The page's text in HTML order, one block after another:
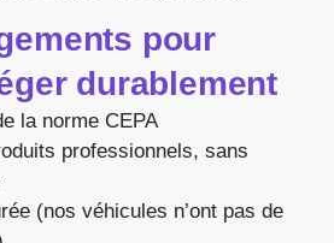
pour
durablement
la norme CEPA
professionnels, sans
(nos véhicules n’ont pas de